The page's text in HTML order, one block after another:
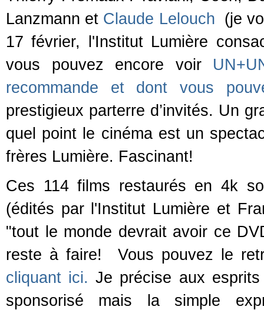
Lanzmann et Claude Lelouch (je
17 février, l'Institut Lumière
vous pouvez encore voir
recommande et dont vous
prestigieux parterre d’invités. Un
quel point le cinéma est un
frères Lumière. Fascinant!
Ces 114 films restaurés en 4k
(édités par l'Institut Lumière et
"tout le monde devrait avoir ce
reste à faire! Vous pouvez le
cliquant ici. Je précise aux
sponsorisé mais la simple